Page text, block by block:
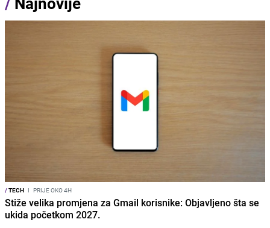
/TECH I PRIJE OKO 4H
Stiže velika promjena za Gmail korisnike: Objavljeno šta se
ukida početkom 2027.